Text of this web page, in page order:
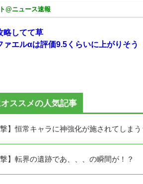
@ニュース速報
略してて草
ァエルαは評価9.5くらいに上がりそう
ススメの人気記事
撃】恒常キャラに神強化が施されてしまう
撃】転界の遺跡であ、、、の瞬間が！？